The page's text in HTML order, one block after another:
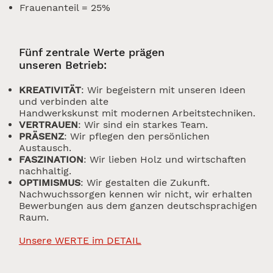
Frauenanteil = 25%
Fünf zentrale Werte prägen
unseren Betrieb:
KREATIVITÄT: Wir begeistern mit unseren Ideen
und verbinden alte
Handwerkskunst mit modernen Arbeitstechniken.
VERTRAUEN: Wir sind ein starkes Team.
PRÄSENZ: Wir pflegen den persönlichen
Austausch.
FASZINATION: Wir lieben Holz und wirtschaften
nachhaltig.
OPTIMISMUS: Wir gestalten die Zukunft.
Nachwuchssorgen kennen wir nicht, wir erhalten
Bewerbungen aus dem ganzen deutschsprachigen
Raum.
Unsere WERTE im DETAIL